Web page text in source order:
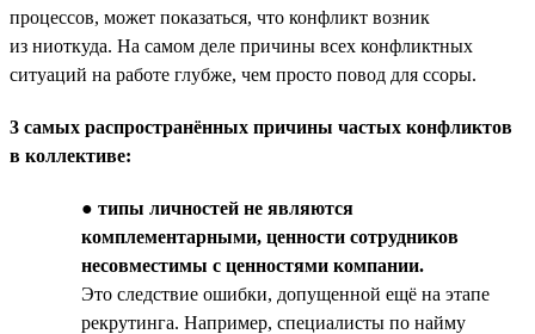
процессов, может показаться, что конфликт возник
из ниоткуда. На самом деле причины всех конфликтных
ситуаций на работе глубже, чем просто повод для ссоры.
3 самых распространённых причины частых конфликтов
в коллективе:
● типы личностей не являются
комплементарными, ценности сотрудников
несовместимы с ценностями компании.
Это следствие ошибки, допущенной ещё на этапе
рекрутинга. Например, специалисты по найму